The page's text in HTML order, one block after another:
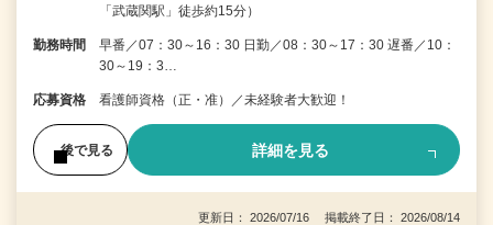
「武蔵関駅」徒歩約15分）
勤務時間
早番／07：30～16：30 日勤／08：30～17：30 遅番／10：
30～19：3…
応募資格 看護師資格（正・准）／未経験者大歓迎！
後で見る 詳細を見る
更新日： 2026/07/16 掲載終了日： 2026/08/14